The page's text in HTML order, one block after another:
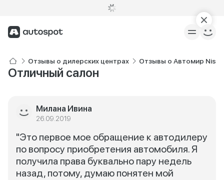
Отзывы о дилерских центрах Отзывы о Автомир
Отличный салон
Милана Ивина
26.09.2019
"Это первое мое обращение к автодилеру
по вопросу приобретения автомобиля. Я
получила права буквально пару недель
назад, потому, думаю понятен мой